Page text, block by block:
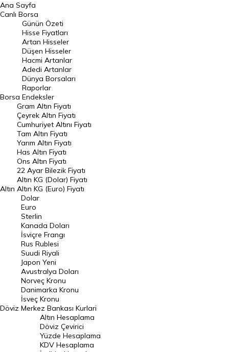
BIST 100 Hisseleri
En Çok Artan Hisseler
En Çok Düşen Hisseler
Hacmi Artanlar
Geçmiş Kapanışlar
Dünya Borsaları
Raporlar
Endeksler
DÖVİZ
Döviz Kuru
Dolar Kuru
Euro Kuru
Pound Kuru
Frank Kuru
Riyal Kuru
Avustralya Doları
Danimarka Kronu Kuru
Kanada Doları Kuru
Norveç Kronu Kuru
İsveç Kronu Kuru
Japon Yeni Kuru
Ana Sayfa
Canlı Borsa
Borsa
Günün Özeti
Hisse Fiyatları
Artan Hisseler
Düşen Hisseler
Hacmi Artanlar
Adedi Artanlar
Dünya Borsaları
Raporlar
Endeksler
Altın
Gram Altın Fiyatı
Çeyrek Altın Fiyatı
Cumhuriyet Altını Fiyatı
Tam Altın Fiyatı
Yarım Altın Fiyatı
Has Altın Fiyatı
Ons Altın Fiyatı
22 Ayar Bilezik Fiyatı
Altın KG (Dolar) Fiyatı
Altın KG (Euro) Fiyatı
Döviz
Dolar
Euro
Sterlin
Kanada Doları
İsviçre Frangı
Rus Rublesi
Suudi Riyali
Japon Yeni
Avustralya Doları
Norveç Kronu
Danimarka Kronu
İsveç Kronu
Merkez Bankası Kurlari
Altın Hesaplama
Döviz Çevirici
Yüzde Hesaplama
KDV Hesaplama